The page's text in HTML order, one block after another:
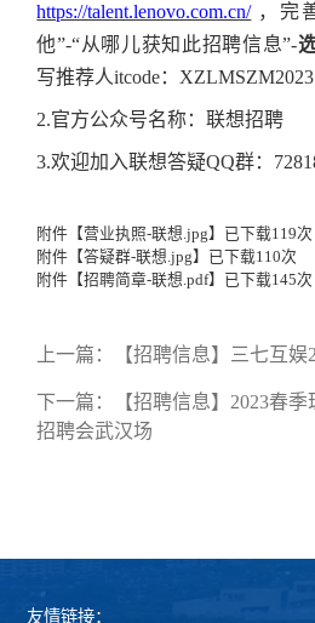
https://talent.lenovo.com.cn/，完
他”-“从哪儿获知此招聘信息”-
写推荐人itcode：XZLMSZM2023
2.官方公众号名称：联想招聘
3.欢迎加入联想答疑QQ群：
附件【营业执照-联想.jpg】已下载119次
附件【答疑群-联想.jpg】已下载110次
附件【招聘简章-联想.pdf】已下载145次
上一篇： 【招聘信息】​三七互
下一篇：
【招聘信息】2023春
招聘会武汉场
友情链接：